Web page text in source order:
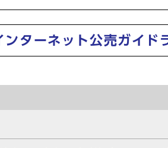
ンターネット公売ガイド